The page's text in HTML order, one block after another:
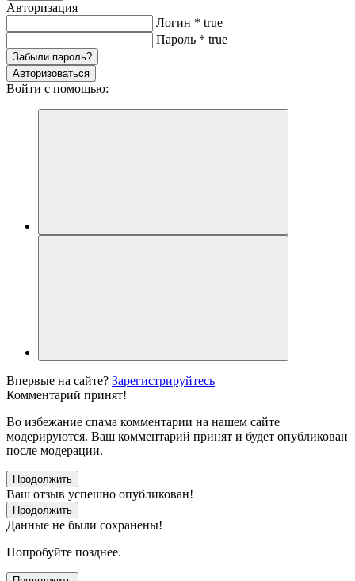
Авторизация
Логин * true
Пароль * true
Забыли пароль?
Авторизоваться
Войти с помощью:
Впервые на сайте? Зарегистрируйтесь
Комментарий принят!
Во избежание спама комментарии на нашем сайте
модерируются. Ваш комментарий принят и будет опубликован
после модерации.
Продолжить
Ваш отзыв успешно опубликован!
Продолжить
Данные не были сохранены!
Попробуйте позднее.